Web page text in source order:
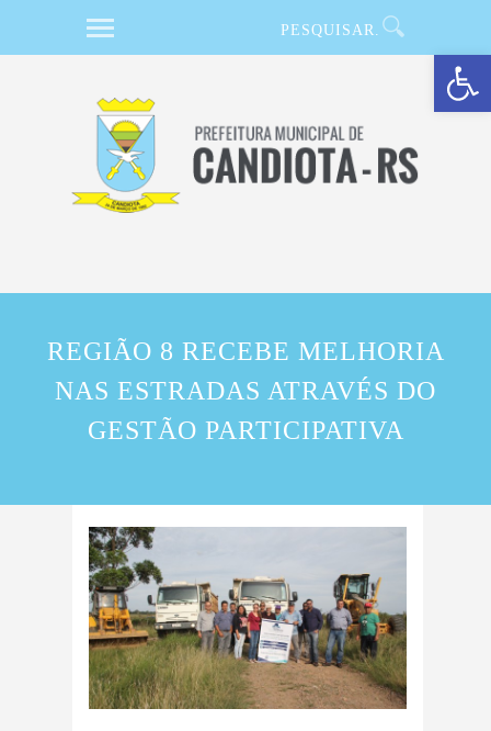
Barra de Ferramentas Aberta
REGIÃO 8 RECEBE MELHORIA
NAS ESTRADAS ATRAVÉS DO
GESTÃO PARTICIPATIVA